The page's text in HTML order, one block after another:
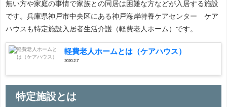
無い方や家庭の事情で家族との同居は困難な方などが入居する施設
です。兵庫県神戸市中央区にある神戸海岸特養ケアセンター ケア
ハウスも特定施設入居者生活介護（軽費老人ホーム）です。
軽費老人ホームとは（ケアハウス）
2020.2.7
特定施設とは